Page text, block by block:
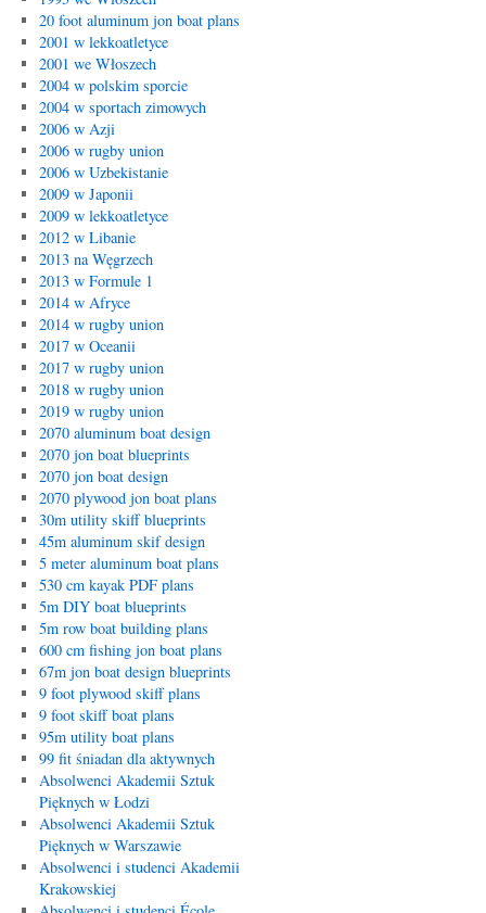
20 foot aluminum jon boat plans
2001 w lekkoatletyce
2001 we Włoszech
2004 w polskim sporcie
2004 w sportach zimowych
2006 w Azji
2006 w rugby union
2006 w Uzbekistanie
2009 w Japonii
2009 w lekkoatletyce
2012 w Libanie
2013 na Węgrzech
2013 w Formule 1
2014 w Afryce
2014 w rugby union
2017 w Oceanii
2017 w rugby union
2018 w rugby union
2019 w rugby union
2070 aluminum boat design
2070 jon boat blueprints
2070 jon boat design
2070 plywood jon boat plans
30m utility skiff blueprints
45m aluminum skif design
5 meter aluminum boat plans
530 cm kayak PDF plans
5m DIY boat blueprints
5m row boat building plans
600 cm fishing jon boat plans
67m jon boat design blueprints
9 foot plywood skiff plans
9 foot skiff boat plans
95m utility boat plans
99 fit śniadan dla aktywnych
Absolwenci Akademii Sztuk
Pięknych w Łodzi
Absolwenci Akademii Sztuk
Pięknych w Warszawie
Absolwenci i studenci Akademii
Krakowskiej